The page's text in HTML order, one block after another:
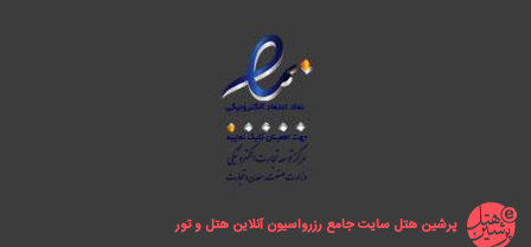
پرشین هتل سایت جامع رزرواسیون آنلاین هتل و تور